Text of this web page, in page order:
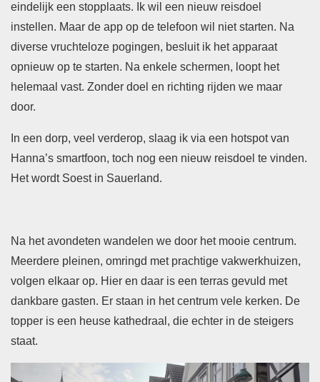
eindelijk een stopplaats. Ik wil een nieuw reisdoel
instellen. Maar de app op de telefoon wil niet starten. Na
diverse vruchteloze pogingen, besluit ik het apparaat
opnieuw op te starten. Na enkele schermen, loopt het
helemaal vast. Zonder doel en richting rijden we maar
door.
In een dorp, veel verderop, slaag ik via een hotspot van
Hanna’s smartfoon, toch nog een nieuw reisdoel te vinden.
Het wordt Soest in Sauerland.
Na het avondeten wandelen we door het mooie centrum.
Meerdere pleinen, omringd met prachtige vakwerkhuizen,
volgen elkaar op. Hier en daar is een terras gevuld met
dankbare gasten. Er staan in het centrum vele kerken. De
topper is een heuse kathedraal, die echter in de steigers
staat.